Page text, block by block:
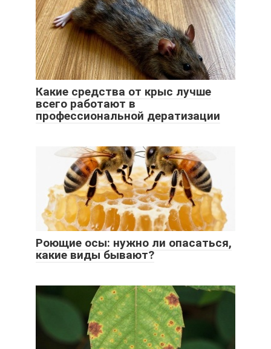
Какие средства от крыс лучше
всего работают в
профессиональной дератизации
Роющие осы: нужно ли опасаться,
какие виды бывают?